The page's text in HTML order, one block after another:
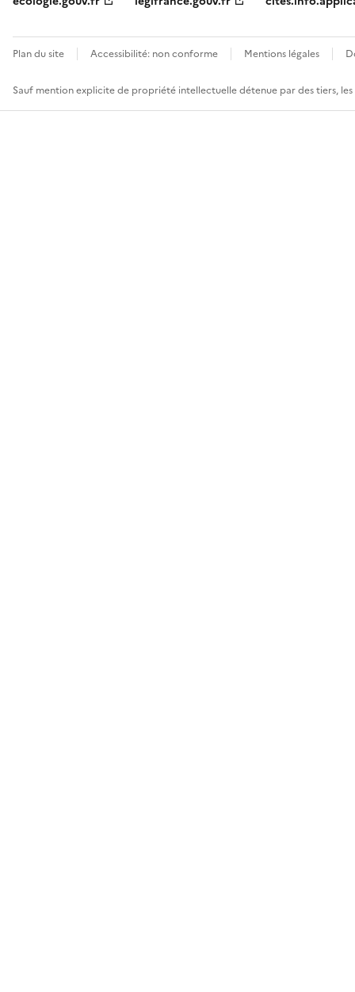
Plan du site Accessibilité: non conforme Mentions légales
Sauf mention explicite de propriété intellectuelle détenue par des tiers,